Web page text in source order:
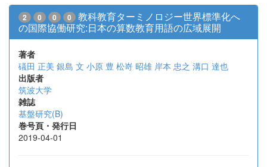
2 0 0 0
教科教育ターミノロジー世界標準化へ
の国際協働研究:日本の算数教育用語の広域展開
著者
礒田 正美 銀島 文 小原 豊 松嵜 昭雄 岸本 忠之 溝口 達也
出版者
筑波大学
雑誌
基盤研究(B)
巻号頁・発行日
2019-04-01